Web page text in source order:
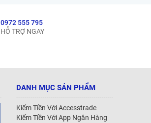
0972 555 795
HỖ TRỢ NGAY
DANH MỤC SẢN PHẨM
Kiếm Tiền Với Accesstrade
Kiếm Tiền Với App Ngân Hàng